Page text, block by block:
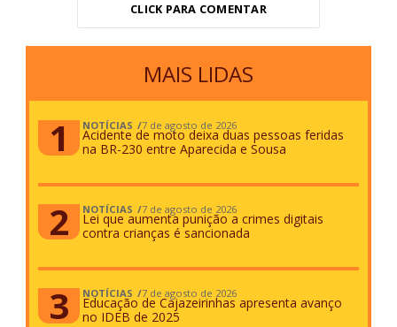
CLICK PARA COMENTAR
MAIS LIDAS
NOTÍCIAS 7 de agosto de 2026
Acidente de moto deixa duas pessoas feridas
na BR-230 entre Aparecida e Sousa
NOTÍCIAS 7 de agosto de 2026
Lei que aumenta punição a crimes digitais
contra crianças é sancionada
NOTÍCIAS 7 de agosto de 2026
Educação de Cajazeirinhas apresenta avanço
no IDEB de 2025